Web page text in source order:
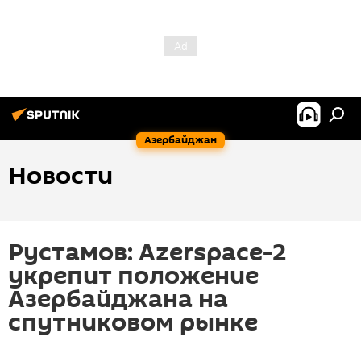
Азербайджан
Новости
Рустамов: Azerspace-2
укрепит положение
Азербайджана на
спутниковом рынке